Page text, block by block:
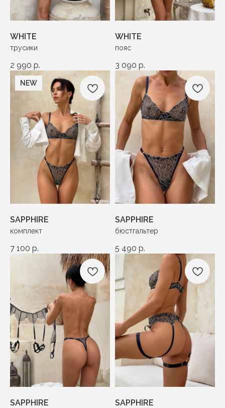
WHITE
трусики
2 990 р.
WHITE
пояс
3 090 р.
NEW
SAPPHIRE
комплект
7 100 р.
SAPPHIRE
бюстгальтер
5 490 р.
SAPPHIRE SAPPHIRE